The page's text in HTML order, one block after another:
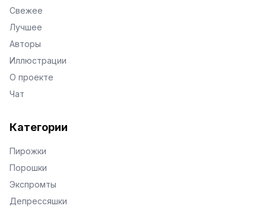
Свежее
Лучшее
Авторы
Иллюстрации
О проекте
Чат
Категории
Пирожки
Порошки
Экспромты
Депрессяшки